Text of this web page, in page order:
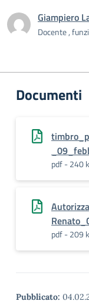
Giampiero
Docente ,
Documenti
pdf - 240
pdf - 209
Pubblicato: